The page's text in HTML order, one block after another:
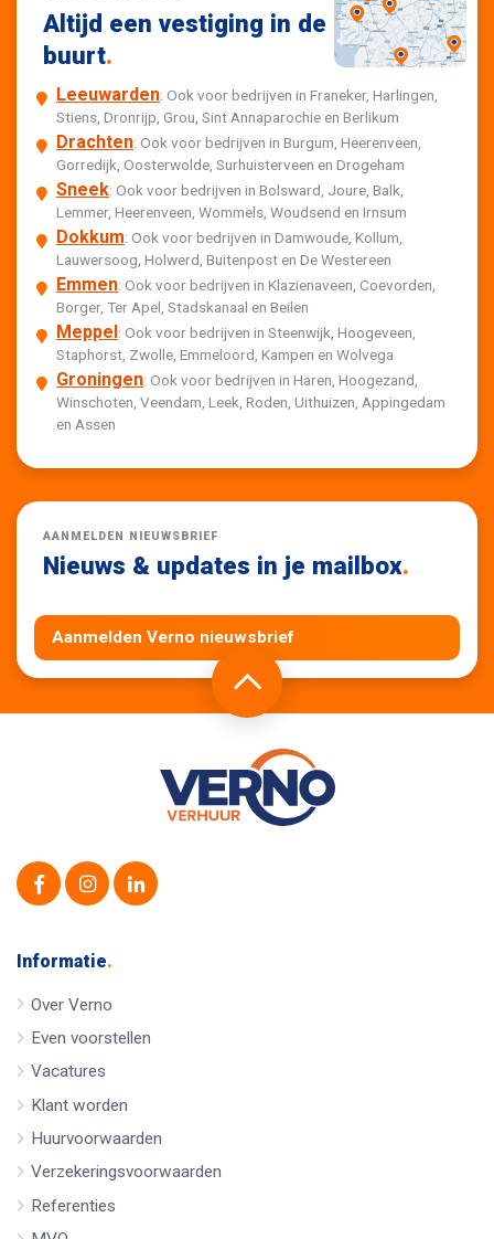
Altijd een vestiging in de
buurt.
Leeuwarden: Ook voor bedrijven in Franeker, Harlingen,
Stiens, Dronrijp, Grou, Sint Annaparochie en Berlikum
Drachten: Ook voor bedrijven in Burgum, Heerenveen,
Gorredijk, Oosterwolde, Surhuisterveen en Drogeham
Sneek: Ook voor bedrijven in Bolsward, Joure, Balk,
Lemmer, Heerenveen, Wommels, Woudsend en Irnsum
Dokkum: Ook voor bedrijven in Damwoude, Kollum,
Lauwersoog, Holwerd, Buitenpost en De Westereen
Emmen: Ook voor bedrijven in Klazienaveen, Coevorden,
Borger, Ter Apel, Stadskanaal en Beilen
Meppel : Ook voor bedrijven in Steenwijk, Hoogeveen,
Staphorst, Zwolle, Emmeloord, Kampen en Wolvega
Groningen: Ook voor bedrijven in Haren, Hoogezand,
Winschoten, Veendam, Leek, Roden, Uithuizen, Appingedam
en Assen
AANMELDEN NIEUWSBRIEF
Nieuws & updates in je mailbox.
Aanmelden Verno nieuwsbrief
Informatie.
Over Verno
Even voorstellen
Vacatures
Klant worden
Huurvoorwaarden
Verzekeringsvoorwaarden
Referenties